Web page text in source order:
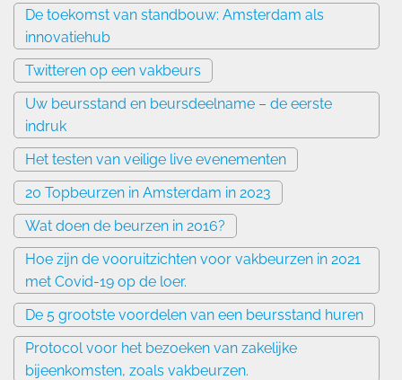
De toekomst van standbouw: Amsterdam als
innovatiehub
Twitteren op een vakbeurs
Uw beursstand en beursdeelname – de eerste
indruk
Het testen van veilige live evenementen
20 Topbeurzen in Amsterdam in 2023
Wat doen de beurzen in 2016?
Hoe zijn de vooruitzichten voor vakbeurzen in 2021
met Covid-19 op de loer.
De 5 grootste voordelen van een beursstand huren
Protocol voor het bezoeken van zakelijke
bijeenkomsten, zoals vakbeurzen.